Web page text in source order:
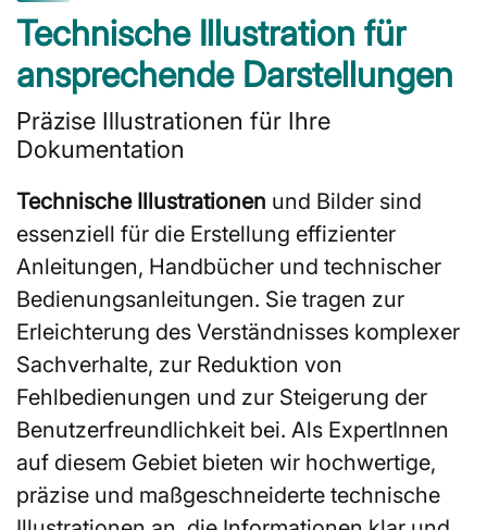
Technische Illustration für
ansprechende Darstellungen
Präzise Illustrationen für Ihre
Dokumentation
Technische Illustrationen und Bilder sind
essenziell für die Erstellung effizienter
Anleitungen, Handbücher und technischer
Bedienungsanleitungen. Sie tragen zur
Erleichterung des Verständnisses komplexer
Sachverhalte, zur Reduktion von
Fehlbedienungen und zur Steigerung der
Benutzerfreundlichkeit bei. Als ExpertInnen
auf diesem Gebiet bieten wir hochwertige,
präzise und maßgeschneiderte technische